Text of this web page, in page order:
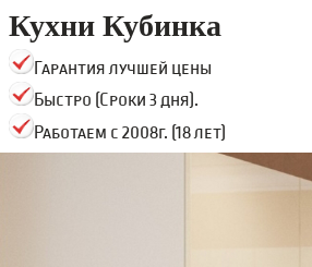
Кухни Кубинка
Гарантия лучшей цены
Быстро (Сроки 3 дня).
Работаем с 2008г. (18 лет)